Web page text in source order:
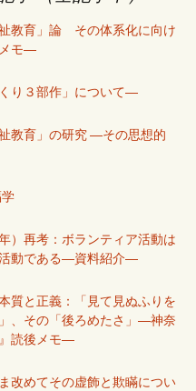
教育」論 その体系化に向け
モ―
り３部作」について―
教育」の研究 ―その思想的
）再考：ボランティア活動は
動である―資料紹介―
質と正義：「見て見ぬふりを
、その「後ろめたさ」―神奈
読後メモ―
改めてその虚飾と欺瞞につい